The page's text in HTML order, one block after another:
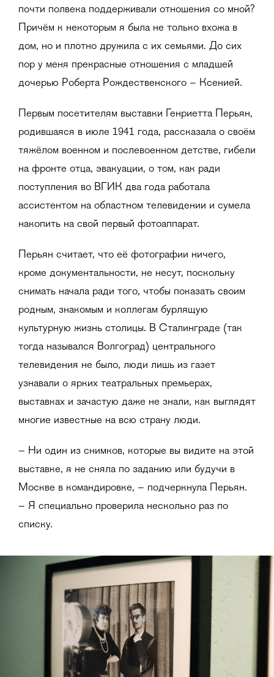
почти полвека поддерживали отношения со мной?
Причём к некоторым я была не только вхожа в
дом, но и плотно дружила с их семьями. До сих
пор у меня прекрасные отношения с младшей
дочерью Роберта Рождественского – Ксенией.
Первым посетителям выставки Генриетта Перьян,
родившаяся в июле 1941 года, рассказала о своём
тяжёлом военном и послевоенном детстве, гибели
на фронте отца, эвакуации, о том, как ради
поступления во ВГИК два года работала
ассистентом на областном телевидении и сумела
накопить на свой первый фотоаппарат.
Перьян считает, что её фотографии ничего,
кроме документальности, не несут, поскольку
снимать начала ради того, чтобы показать своим
родным, знакомым и коллегам бурлящую
культурную жизнь столицы. В Сталинграде (так
тогда назывался Волгоград) центрального
телевидения не было, люди лишь из газет
узнавали о ярких театральных премьерах,
выставках и зачастую даже не знали, как выглядят
многие известные на всю страну люди.
– Ни один из снимков, которые вы видите на этой
выставке, я не сняла по заданию или будучи в
Москве в командировке, – подчеркнула Перьян.
– Я специально проверила несколько раз по
списку.